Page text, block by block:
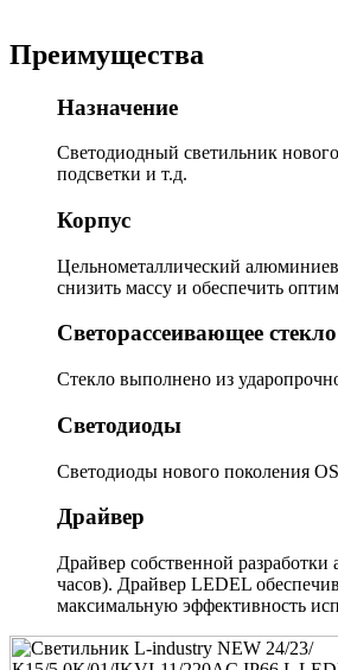
Преимущества
Назначение
Светодиодный светильник
подсветки и т.д.
Корпус
Цельнометаллический
снизить массу и обеспечить
Светорассеивающее стекло
Стекло выполнено из
Светодиоды
Светодиоды нового поколения
Драйвер
Драйвер собственной
часов). Драйвер LEDEL
максимальную эффективность